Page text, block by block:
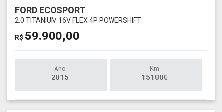
FORD ECOSPORT
2.0 TITANIUM 16V FLEX 4P POWERSHIFT
R$ 59.900,00
Ano
2015
Km
151000